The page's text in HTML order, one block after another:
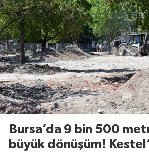
Bursa’da 9 bin 500
büyük dönüşüm!